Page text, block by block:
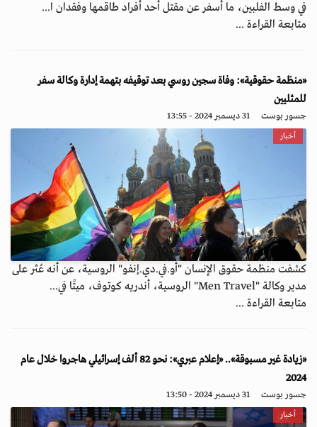
في وسط الفلبين، ما أسفر عن مقتل أحد أفراد طاقمها وفقدان ا...
متابعة القراءة ...
«منظمة حقوقية»: وفاة سجين روسي بعد توقيفه بتهمة إدارة وكالة سفر
للمثليين
جسور بوست 31 ديسمبر 2024 - 13:55
أخبار
كشفت منظمة حقوق الإنسان "أو.في.دي.إنفو" الروسية، عن أنه عُثر على
مدير وكالة "Men Travel" الروسية، أندريه كوتوف، ميتًا في...
متابعة القراءة ...
«زيادة غير مسبوقة».. «إعلام عبري»: نحو 82 ألف إسرائيلي هاجروا خلال عام
2024
جسور بوست 31 ديسمبر 2024 - 13:50
أخبار